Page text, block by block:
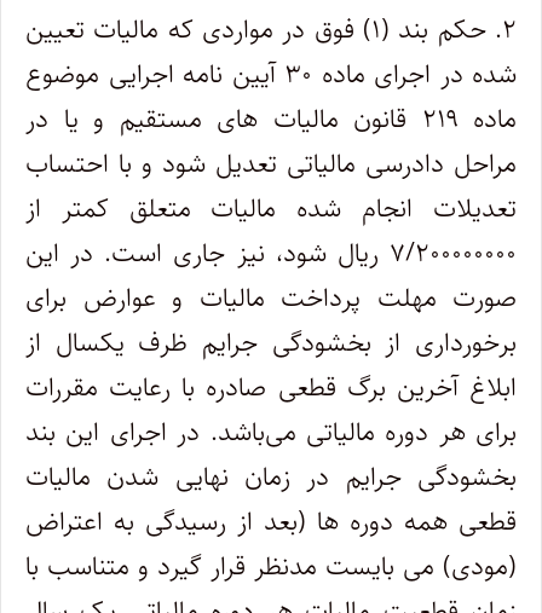
۲. حکم بند (۱) فوق در مواردی که مالیات تعیین
شده در اجرای ماده ۳۰ آیین نامه اجرایی موضوع
ماده ۲۱۹ قانون مالیات های مستقیم و یا در
مراحل دادرسی مالیاتی تعدیل شود و با احتساب
تعدیلات انجام شده مالیات متعلق کمتر از
۷/۲۰۰۰۰۰۰۰۰ ریال شود، نیز جاری است. در این
صورت مهلت پرداخت مالیات و عوارض برای
برخورداری از بخشودگی جرایم ظرف یکسال از
ابلاغ آخرین برگ قطعی صادره با رعایت مقررات
برای هر دوره مالیاتی می‌باشد. در اجرای این بند
بخشودگی جرایم در زمان نهایی شدن مالیات
قطعی همه دوره ها (بعد از رسیدگی به اعتراض
(مودی) می بایست مدنظر قرار گیرد و متناسب با